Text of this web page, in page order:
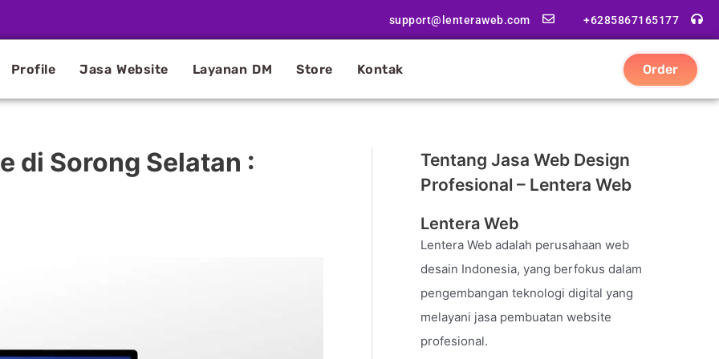
support@lenteraweb.com +6285867165177
Profile Jasa Website Layanan DM Store Kontak Order
di Sorong Selatan :
Tentang Jasa Web Design
Profesional – Lentera Web
Lentera Web
Lentera Web adalah perusahaan web
desain Indonesia, yang berfokus dalam
pengembangan teknologi digital yang
melayani jasa pembuatan website
profesional.